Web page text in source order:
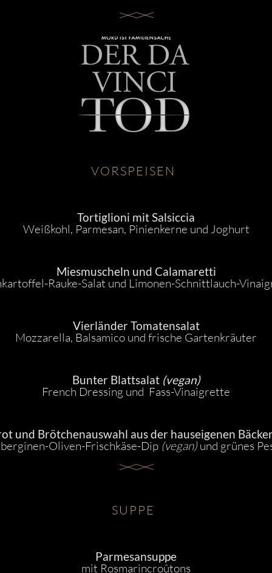
VORSPEISEN
Tortiglioni mit Salsiccia
Weißkohl, Parmesan, Pinienkerne und Joghurt
Miesmuscheln und Calamaretti
Rauke-Salat und Limonen-Schnittlauch-
Vierländer Tomatensalat
Mozzarella, Balsamico und frische Gartenkräuter
Bunter Blattsalat (vegan)
French Dressing und Fass-Vinaigrette
und Brötchenauswahl aus der hauseigenen
Oliven-Frischkäse-Dip (vegan) und grünes
SUPPE
Parmesansuppe
mit Rosmarincroûtons